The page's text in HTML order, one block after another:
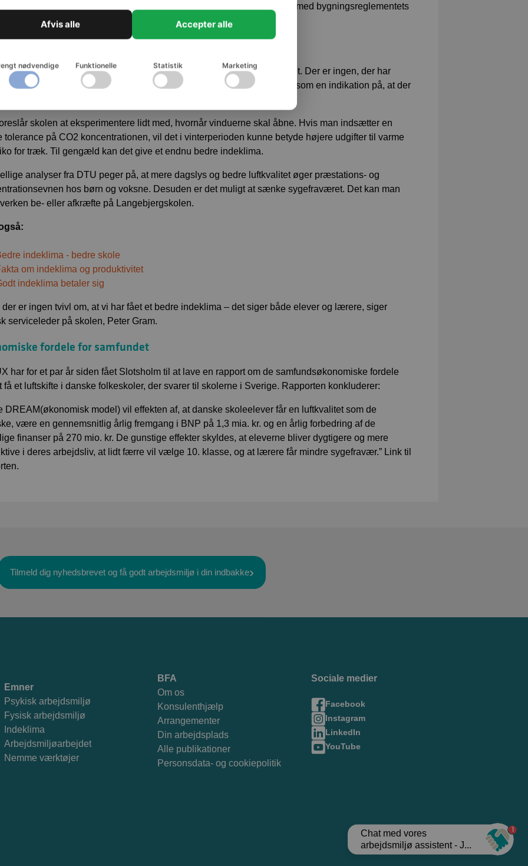
koncentration er på 1000-1200 ppm og dermed i overensstemmelse med bygningsreglementets
desuden se, at den automatiske åbning af vinduerne bliver accepteret. Der er ingen, der har
vinduerne manuelt i løbet af vores undersøgelse i februar. Det tager vi som en indikation på, at der
skolen at eksperimentere lidt med, hvornår vinduerne skal åbne. Hvis man indsætter en
tolerance på CO2 koncentrationen, vil det i vinterperioden kunne betyde højere udgifter til varme
for træk. Til gengæld kan det give et endnu bedre indeklima.
analyser fra DTU peger på, at mere dagslys og bedre luftkvalitet øger præstations- og
hos børn og voksne. Desuden er det muligt at sænke sygefraværet. Det kan man
be- eller afkræfte på Langebjergskolen.
indeklima - bedre skole
om indeklima og produktivitet
indeklima betaler sig
der er ingen tvivl om, at vi har fået et bedre indeklima – det siger både elever og lærere, siger
serviceleder på skolen, Peter Gram.
fordele for samfundet
har for et par år siden fået Slotsholm til at lave en rapport om de samfundsøkonomiske fordele
få et luftskifte i danske folkeskoler, der svarer til skolerne i Sverige. Rapporten konkluderer:
DREAM(økonomisk model) vil effekten af, at danske skoleelever får en luftkvalitet som de
være en gennemsnitlig årlig fremgang i BNP på 1,3 mia. kr. og en årlig forbedring af de
finanser på 270 mio. kr. De gunstige effekter skyldes, at eleverne bliver dygtigere og mere
i deres arbejdsliv, at lidt færre vil vælge 10. klasse, og at lærere får mindre sygefravær.” Link til
Tilmeld dig nyhedsbrevet og få godt arbejdsmiljø i din indbakke
Emner
Psykisk arbejdsmiljø
Fysisk arbejdsmiljø
Indeklima
Arbejdsmiljøarbejdet
Nemme værktøjer
BFA
Om os
Konsulenthjælp
Arrangementer
Din arbejdsplads
Alle publikationer
Personsdata- og cookiepolitik
Sociale medier
Facebook
Instagram
LinkedIn
YouTube
Afvis alle Accepter alle
nødvendige Funktionelle Statistik Marketing
Chat med vores
arbejdsmiljø assistent - J...
1